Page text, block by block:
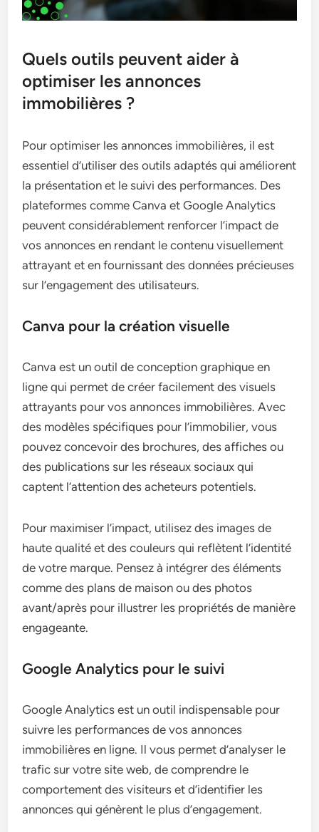
Quels outils peuvent aider à
optimiser les annonces
immobilières ?
Pour optimiser les annonces immobilières, il est
essentiel d’utiliser des outils adaptés qui améliorent
la présentation et le suivi des performances. Des
plateformes comme Canva et Google Analytics
peuvent considérablement renforcer l’impact de
vos annonces en rendant le contenu visuellement
attrayant et en fournissant des données précieuses
sur l’engagement des utilisateurs.
Canva pour la création visuelle
Canva est un outil de conception graphique en
ligne qui permet de créer facilement des visuels
attrayants pour vos annonces immobilières. Avec
des modèles spécifiques pour l’immobilier, vous
pouvez concevoir des brochures, des affiches ou
des publications sur les réseaux sociaux qui
captent l’attention des acheteurs potentiels.
Pour maximiser l’impact, utilisez des images de
haute qualité et des couleurs qui reflètent l’identité
de votre marque. Pensez à intégrer des éléments
comme des plans de maison ou des photos
avant/après pour illustrer les propriétés de manière
engageante.
Google Analytics pour le suivi
Google Analytics est un outil indispensable pour
suivre les performances de vos annonces
immobilières en ligne. Il vous permet d’analyser le
trafic sur votre site web, de comprendre le
comportement des visiteurs et d’identifier les
annonces qui génèrent le plus d’engagement.